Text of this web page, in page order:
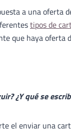
a una oferta
tipos de
que haya oferta
¿Y qué se
el enviar una